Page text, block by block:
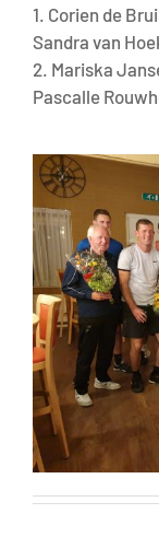
1. Corien de
Sandra van
2. Mariska
Pascalle